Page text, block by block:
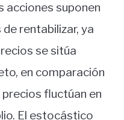
acciones suponen
rentabilizar, ya
se sitúa
en comparación
fluctúan en
El estocástico